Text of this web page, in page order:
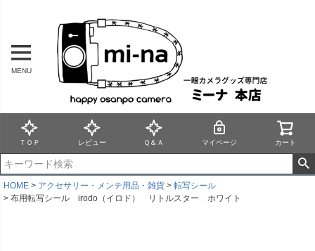
MENU
ＴＯＰ レビュー Ｑ＆Ａ マイページ カート
HOME アクセサリー・メンテ用品・雑貨
転写シール
布用転写シール irodo（イロド） リトルスター ホワイト